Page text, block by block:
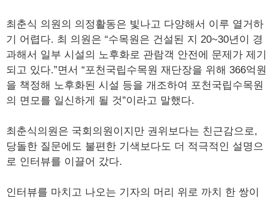
최춘식 의원의 의정활동은 빛나고 다양해서 이루 열거하
기 어렵다. 최 의원은 “수목원은 건설된 지 20~30년이 경
과해서 일부 시설의 노후화로 관람객 안전에 문제가 제기
되고 있다.”면서 “포천국립수목원 재단장을 위해 366억원
을 책정해 노후화된 시설 등을 개조하여 포천국립수목원
의 면모를 일신하게 될 것”이라고 말했다.
최춘식의원은 국회의원이지만 권위보다는 친근감으로,
당돌한 질문에도 불편한 기색보다도 더 적극적인 설명으
로 인터뷰를 이끌어 갔다.
인터뷰를 마치고 나오는 기자의 머리 위로 까치 한 쌍이